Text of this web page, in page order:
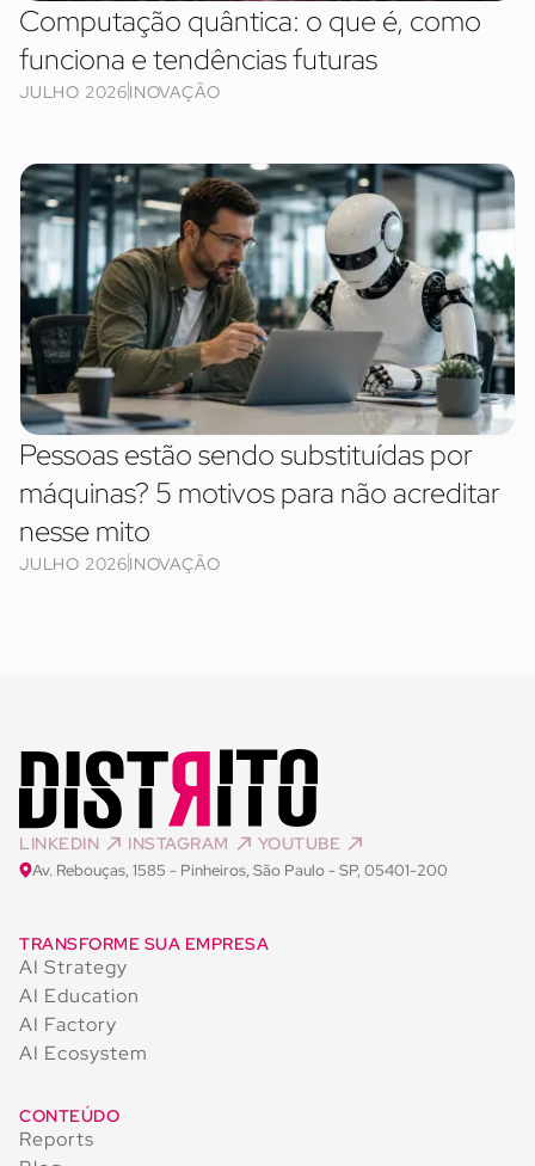
Computação quântica: o que é, como
funciona e tendências futuras
JULHO 2026INOVAÇÃO
Pessoas estão sendo substituídas por
máquinas? 5 motivos para não acreditar
nesse mito
JULHO 2026INOVAÇÃO
LINKEDIN INSTAGRAM YOUTUBE
Av. Rebouças, 1585 - Pinheiros, São Paulo - SP, 05401-200
TRANSFORME SUA EMPRESA
AI Strategy
AI Education
AI Factory
AI Ecosystem
CONTEÚDO
Reports